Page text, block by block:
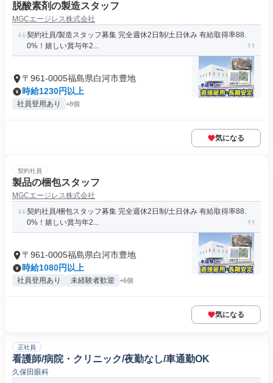
脱酸素剤の製造スタッフ
MGCエージレス株式会社
契約社員/製造スタッフ募集 完全週休2日制/土日休み 有給取得率88.
0%！嬉しい賞与年2...
〒961-0005福島県白河市豊地
時給1230円以上
社員登用あり +8個
気になる
契約社員
製品の梱包スタッフ
MGCエージレス株式会社
契約社員/梱包スタッフ募集 完全週休2日制/土日休み 有給取得率88.
0%！嬉しい賞与年2...
〒961-0005福島県白河市豊地
時給1080円以上
社員登用あり 未経験者歓迎 +6個
気になる
正社員
看護師/病院・クリニック/夜勤なし/車通勤OK
久保田眼科